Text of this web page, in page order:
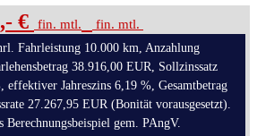
€ fin. mtl. fin. mtl.
Fahrleistung 10.000 km, Anzahlung
38.916,00 EUR, Sollzinssatz
effektiver Jahreszins 6,19 %, Gesamtbetrag
27.267,95 EUR (Bonität vorausgesetzt).
Berechnungsbeispiel gem. PAngV.